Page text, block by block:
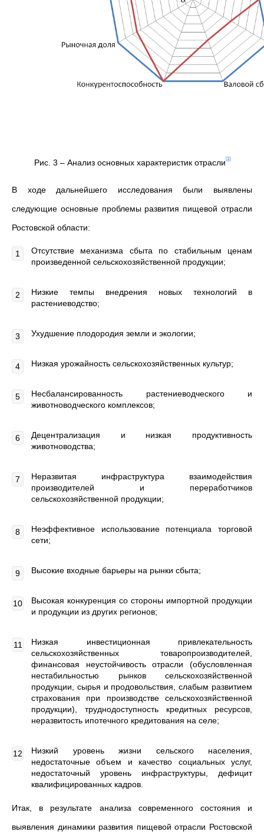
Рис. 3 – Анализ основных характеристик отрасли [1]
В ходе дальнейшего исследования были выявлены
следующие основные проблемы развития пищевой отрасли
Ростовской области:
Отсутствие механизма сбыта по стабильным ценам
произведенной сельскохозяйственной продукции;
Низкие темпы внедрения новых технологий в
растениеводство;
Ухудшение плодородия земли и экологии;
Низкая урожайность сельскохозяйственных культур;
Несбалансированность растениеводческого и
животноводческого комплексов;
Децентрализация и низкая продуктивность
животноводства;
Неразвитая инфраструктура взаимодействия
производителей и переработчиков
сельскохозяйственной продукции;
Неэффективное использование потенциала торговой
сети;
Высокие входные барьеры на рынки сбыта;
Высокая конкуренция со стороны импортной продукции
и продукции из других регионов;
Низкая инвестиционная привлекательность
сельскохозяйственных товаропроизводителей,
финансовая неустойчивость отрасли (обусловленная
нестабильностью рынков сельскохозяйственной
продукции, сырья и продовольствия, слабым развитием
страхования при производстве сельскохозяйственной
продукции), труднодоступность кредитных ресурсов,
неразвитость ипотечного кредитования на селе;
Низкий уровень жизни сельского населения,
недостаточные объем и качество социальных услуг,
недостаточный уровень инфраструктуры, дефицит
квалифицированных кадров.
Итак, в результате анализа современного состояния и
выявления динамики развития пищевой отрасли Ростовской